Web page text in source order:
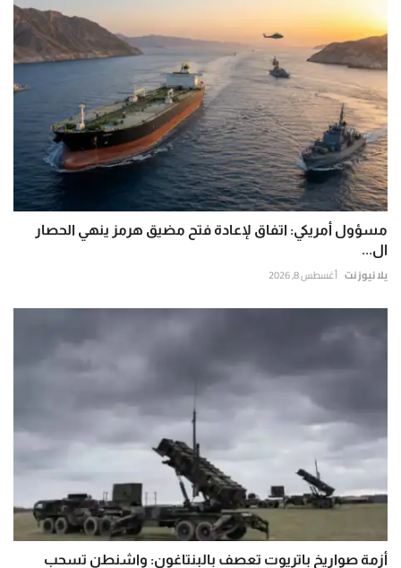
مسؤول أمريكي: اتفاق لإعادة فتح مضيق هرمز ينهي الحصار
ال...
يلا نيوز نت أغسطس 8, 2026
أزمة صواريخ باتريوت تعصف بالبنتاغون: واشنطن تسحب